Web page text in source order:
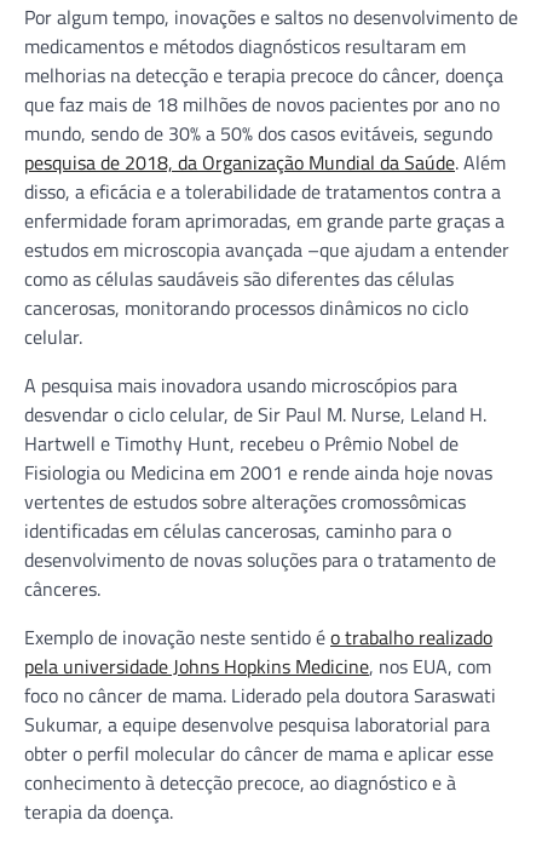
Por algum tempo, inovações e saltos no desenvolvimento de
medicamentos e métodos diagnósticos resultaram em
melhorias na detecção e terapia precoce do câncer, doença
que faz mais de 18 milhões de novos pacientes por ano no
mundo, sendo de 30% a 50% dos casos evitáveis, segundo
pesquisa de 2018, da Organização Mundial da Saúde. Além
disso, a eficácia e a tolerabilidade de tratamentos contra a
enfermidade foram aprimoradas, em grande parte graças a
estudos em microscopia avançada –que ajudam a entender
como as células saudáveis são diferentes das células
cancerosas, monitorando processos dinâmicos no ciclo
celular.
A pesquisa mais inovadora usando microscópios para
desvendar o ciclo celular, de Sir Paul M. Nurse, Leland H.
Hartwell e Timothy Hunt, recebeu o Prêmio Nobel de
Fisiologia ou Medicina em 2001 e rende ainda hoje novas
vertentes de estudos sobre alterações cromossômicas
identificadas em células cancerosas, caminho para o
desenvolvimento de novas soluções para o tratamento de
cânceres.
Exemplo de inovação neste sentido éo trabalho realizado
pela universidade Johns Hopkins Medicine, nos EUA, com
foco no câncer de mama. Liderado pela doutora Saraswati
Sukumar, a equipe desenvolve pesquisa laboratorial para
obter o perfil molecular do câncer de mama e aplicar esse
conhecimento à detecção precoce, ao diagnóstico e à
terapia da doença.